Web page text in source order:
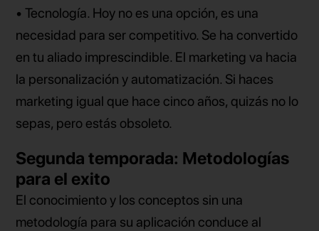
• Tecnología. Hoy no es una opción, es una
necesidad para ser competitivo. Se ha convertido
en tu aliado imprescindible. El marketing va hacia
la personalización y automatización. Si haces
marketing igual que hace cinco años, quizás no lo
sepas, pero estás obsoleto.
Segunda temporada: Metodologías
para el exito
El conocimiento y los conceptos sin una
metodología para su aplicación conduce al